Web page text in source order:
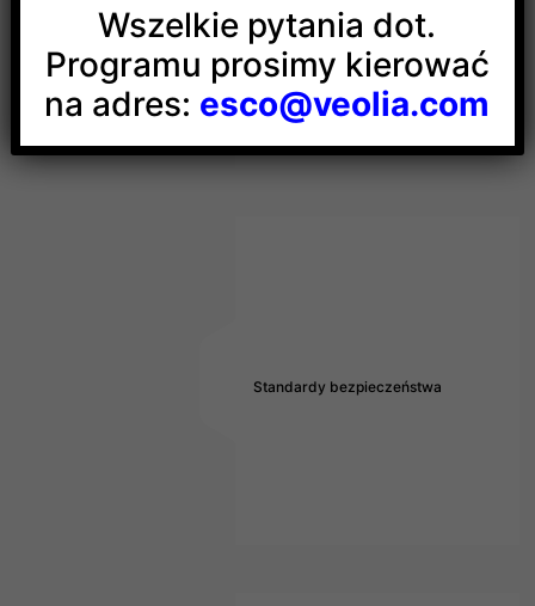
Strefa dla wykonawcy
Standardy bezpieczeństwa
Wszelkie pytania dot.
Programu prosimy kierować
na adres: esco@veolia.com